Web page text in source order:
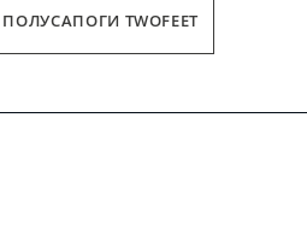
TWOFEET